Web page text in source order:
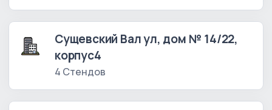
Сущевский Вал ул, дом № 14/22,
корпус4
4 Стендов